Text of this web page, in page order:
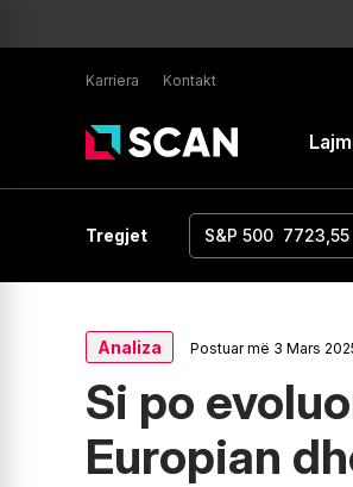
Karriera Kontakt
Tregjet
1,15 0% S&P 500 7723,55
Analiza Postuar më 3 Mars
Si po
Europian